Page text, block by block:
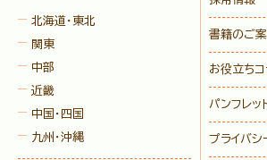
北海道・東北
関東
中部
近畿
中国・四国
九州・沖縄
書籍のご
お役立ちコ
パンフレッ
プライバシ